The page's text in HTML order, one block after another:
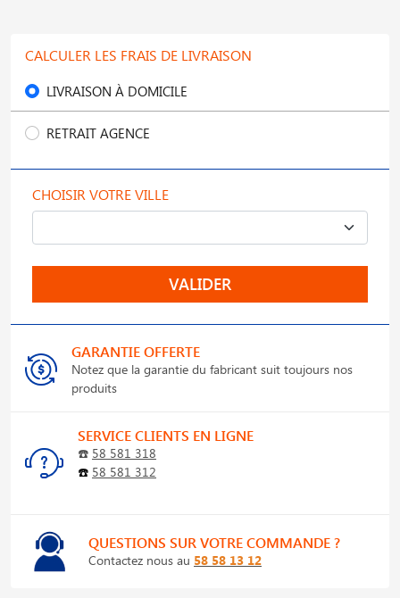
CALCULER LES FRAIS DE LIVRAISON
LIVRAISON À DOMICILE
RETRAIT AGENCE
CHOISIR VOTRE VILLE
VALIDER
GARANTIE OFFERTE
Notez que la garantie du fabricant suit toujours nos
produits
SERVICE CLIENTS EN LIGNE
☎️ 58 581 318
☎️ 58 581 312
QUESTIONS SUR VOTRE COMMANDE ?
Contactez nous au 58 58 13 12